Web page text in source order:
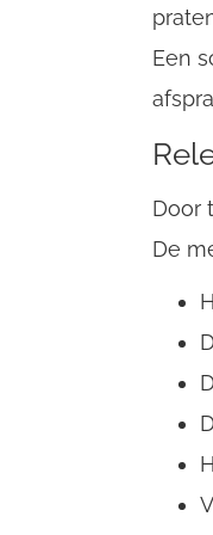
Een
Door
De